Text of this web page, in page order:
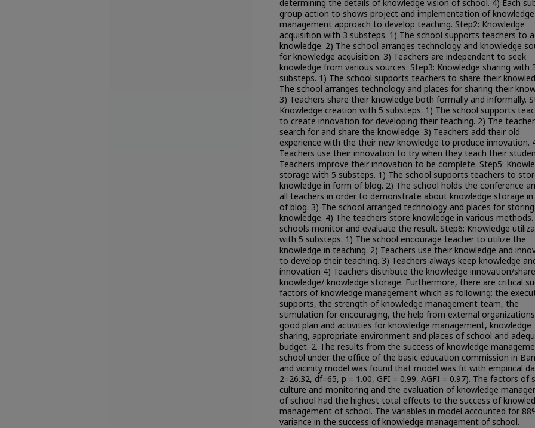
determining the details of knowledge vision of school. 4) Each
group action to shows project and implementation of knowledge
management approach to develop teaching. Step2: Knowledge
acquisition with 3 substeps. 1) The school supports teachers to
knowledge. 2) The school arranges technology and knowledge
for knowledge acquisition. 3) Teachers are independent to seek
knowledge from various sources. Step3: Knowledge sharing with
substeps. 1) The school supports teachers to share their
The school arranges technology and places for sharing their
3) Teachers share their knowledge both formally and informally.
Knowledge creation with 5 substeps. 1) The school supports
to create innovation for developing their teaching. 2) The
search for and share the knowledge. 3) Teachers add their old
experience with the their new knowledge to produce innovation.
Teachers use their innovation to try when they teach their
Teachers improve their innovation to be complete. Step5:
storage with 5 substeps. 1) The school supports teachers to
knowledge in form of blog. 2) The school holds the conference
all teachers in order to demonstrate about knowledge storage
of blog. 3) The school arranged technology and places for storing
knowledge. 4) The teachers store knowledge in various
schools monitor and evaluate the result. Step6: Knowledge
with 5 substeps. 1) The school encourage teacher to utilize the
knowledge in teaching. 2) Teachers use their knowledge and
to develop their teaching. 3) Teachers always keep knowledge
innovation 4) Teachers distribute the knowledge innovation/share
knowledge/ knowledge storage. Furthermore, there are critical
factors of knowledge management which as following: the
supports, the strength of knowledge management team, the
stimulation for encouraging, the help from external
good plan and activities for knowledge management, knowledge
sharing, appropriate environment and places of school and
budget. 2. The results from the success of knowledge
school under the office of the basic education commission in
and vicinity model was found that model was fit with empirical
2=26.32, df=65, p = 1.00, GFI = 0.99, AGFI = 0.97). The factors of
culture and monitoring and the evaluation of knowledge
of school had the highest total effects to the success of
management of school. The variables in model accounted for
variance in the success of knowledge management of school.